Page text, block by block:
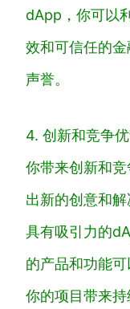
dApp，你可以
效和可信任的
声誉。
4. 创新和竞争
你带来创新和
出新的创意和
具有吸引力的
的产品和功能
你的项目带来持